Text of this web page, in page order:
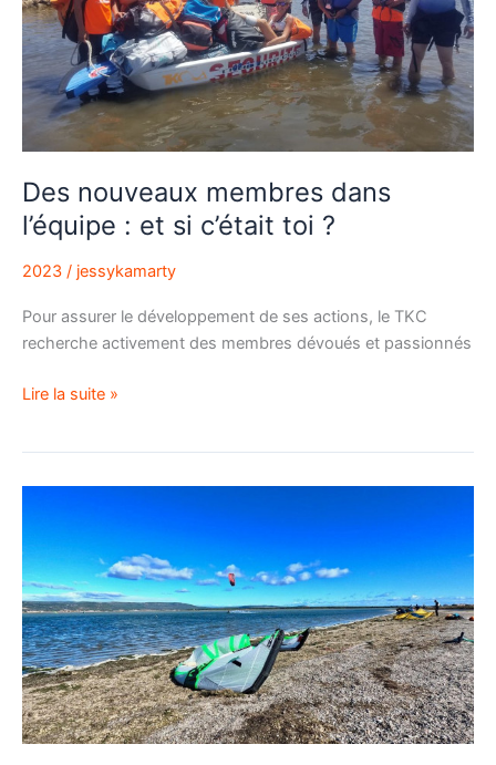
Des nouveaux membres dans
l’équipe : et si c’était toi ?
2023 / jessykamarty
Pour assurer le développement de ses actions, le TKC
recherche activement des membres dévoués et passionnés
l’équipe :
et
si
c’était
toi ?
Lire la suite »
préfectoral